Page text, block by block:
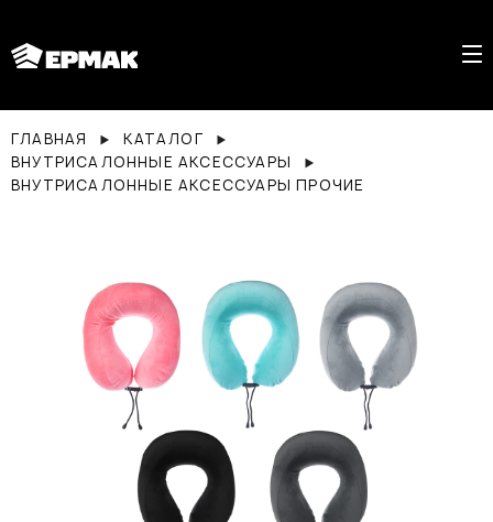
ГЛАВНАЯ
КАТАЛОГ
ВНУТРИСАЛОННЫЕ АКСЕССУАРЫ
ВНУТРИСАЛОННЫЕ АКСЕССУАРЫ ПРОЧИЕ